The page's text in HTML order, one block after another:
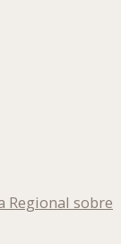
Regional sobre